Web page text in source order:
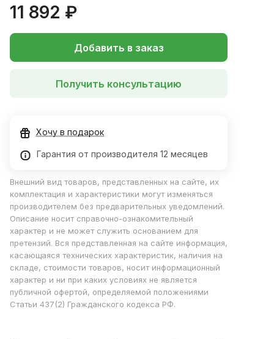
11 892 ₽
Добавить в заказ
Получить консультацию
Хочу в подарок
Гарантия от производителя 12 месяцев
Внешний вид товаров, представленных на сайте, их
комплектация и характеристики могут изменяться
производителем без предварительных уведомлений.
Описание носит справочно-ознакомительный
характер и не может служить основанием для
претензий. Вся представленная на сайте информация,
касающаяся технических характеристик, наличия на
складе, стоимости товаров, носит информационный
характер и ни при каких условиях не является
публичной офертой, определяемой положениями
Статьи 437(2) Гражданского кодекса РФ.